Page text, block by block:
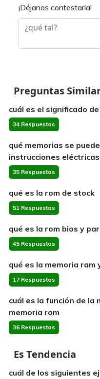
¡Déjanos contestarla!
Preguntas
cuál es el significado
34 Respuestas
qué memorias se
instrucciones eléctricas
35 Respuestas
qué es la rom de stock
51 Respuestas
qué es la rom bios y
45 Respuestas
qué es la memoria ram
17 Respuestas
cuál es la función de la
memoria rom
36 Respuestas
Es Tendencia
cuál de los siguientes